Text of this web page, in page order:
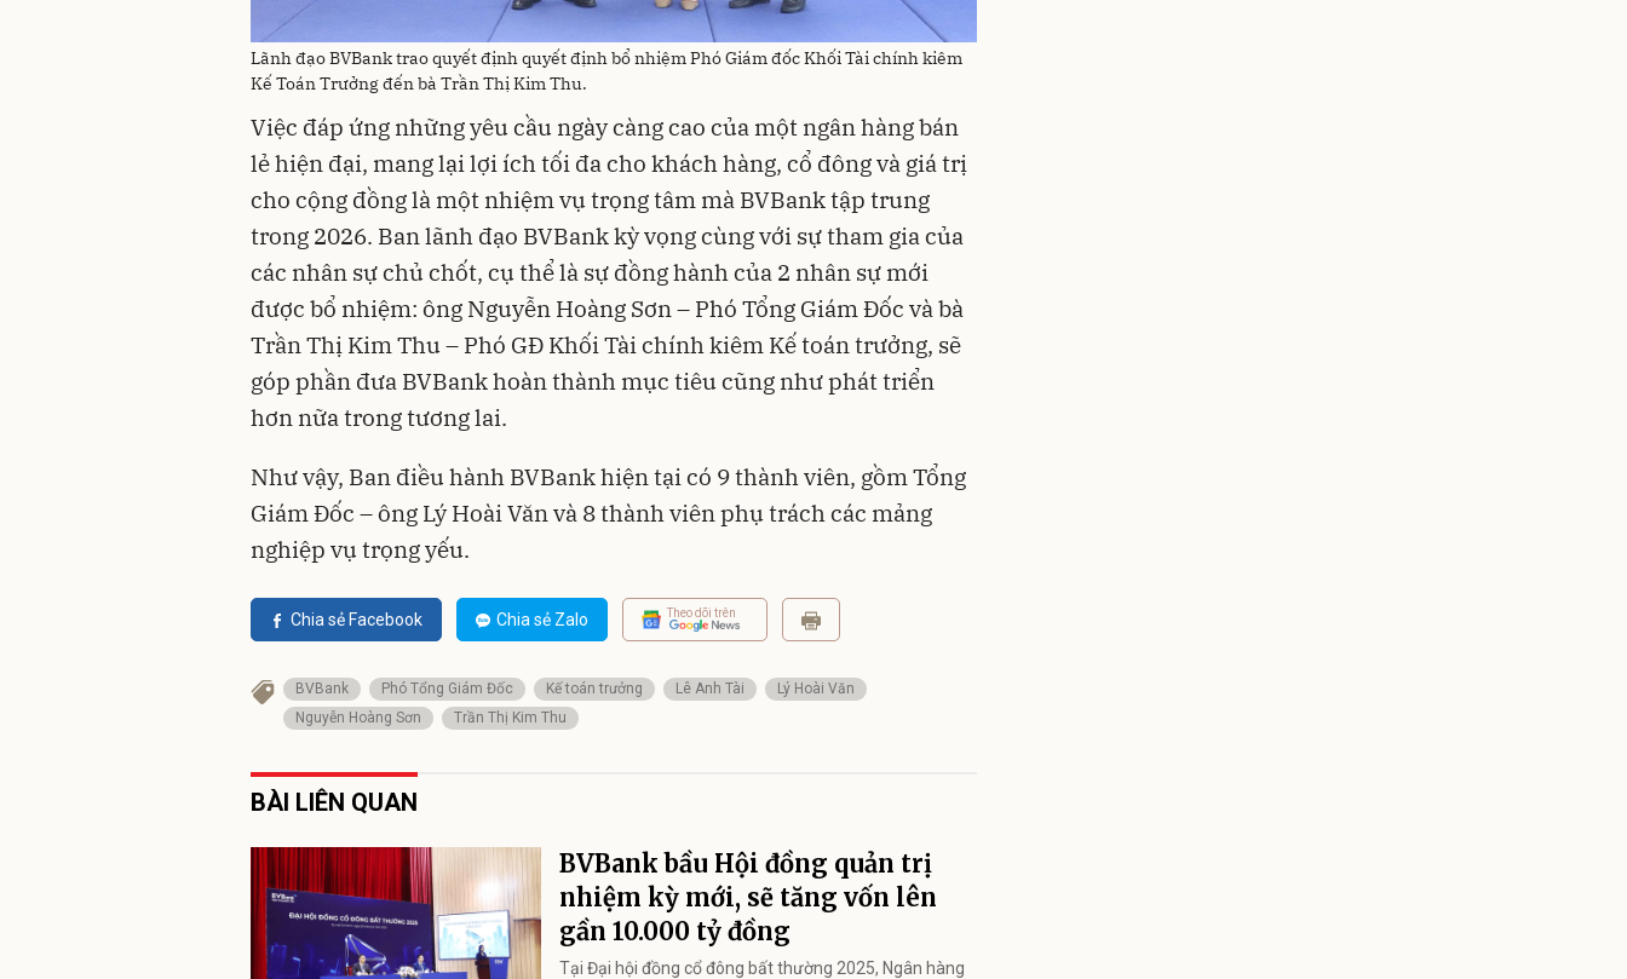
Lãnh đạo BVBank trao quyết định quyết định bổ nhiệm Phó Giám đốc Khối Tài chính kiêm
Kế Toán Trưởng đến bà Trần Thị Kim Thu.
Việc đáp ứng những yêu cầu ngày càng cao của một ngân hàng bán
lẻ hiện đại, mang lại lợi ích tối đa cho khách hàng, cổ đông và giá trị
cho cộng đồng là một nhiệm vụ trọng tâm mà BVBank tập trung
trong 2026. Ban lãnh đạo BVBank kỳ vọng cùng với sự tham gia của
các nhân sự chủ chốt, cụ thể là sự đồng hành của 2 nhân sự mới
được bổ nhiệm: ông Nguyễn Hoàng Sơn – Phó Tổng Giám Đốc và bà
Trần Thị Kim Thu – Phó GĐ Khối Tài chính kiêm Kế toán trưởng, sẽ
góp phần đưa BVBank hoàn thành mục tiêu cũng như phát triển
hơn nữa trong tương lai.
Như vậy, Ban điều hành BVBank hiện tại có 9 thành viên, gồm Tổng
Giám Đốc – ông Lý Hoài Văn và 8 thành viên phụ trách các mảng
nghiệp vụ trọng yếu.
Chia sẻ Facebook Chia sẻ Zalo Theo dõi trên
BVBank Phó Tổng Giám Đốc Kế toán trưởng Lê Anh Tài
Lý Hoài Văn
Nguyễn Hoàng Sơn
Trần Thị Kim Thu
BÀI LIÊN QUAN
BVBank bầu Hội đồng quản trị
nhiệm kỳ mới, sẽ tăng vốn lên
gần 10.000 tỷ đồng
Tại Đại hội đồng cổ đông bất thường 2025, Ngân hàng